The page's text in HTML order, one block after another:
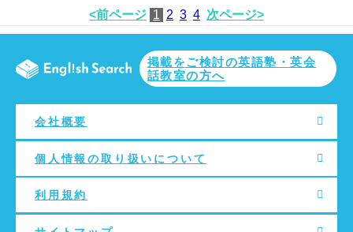
<前ページ 1 2 3 4 次ページ>
掲載をご検討の英語塾・英会
話教室の方へ
会社概要
個人情報の取り扱いについて
利用規約